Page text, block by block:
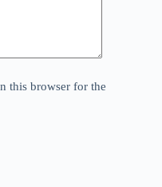
this browser for the